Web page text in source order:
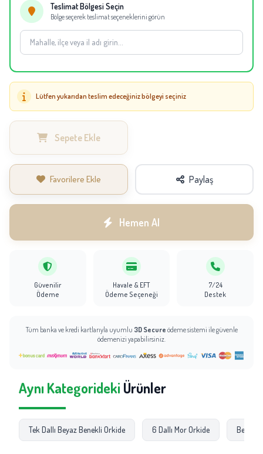
Teslimat Bölgesi Seçin
Bölge seçerek teslimat seçeneklerini görün
Lütfen yukarıdan teslim edeceğiniz bölgeyi seçiniz
Sepete Ekle
Favorilere Ekle Paylaş
Hemen Al
Güvenilir
Ödeme
Havale & EFT
Ödeme Seçeneği
7/24
Destek
Tüm banka ve kredi kartlarıyla uyumlu 3D Secure ödeme sistemi ile güvenle
ödemenizi yapabilirsiniz.
Aynı Kategorideki Ürünler
Tek Dallı Beyaz Benekli Orkide 6 Dallı Mor Orkide Beyaz